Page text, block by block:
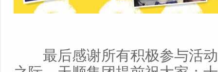
最后感谢所有积极参与活动